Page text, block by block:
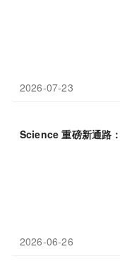
2026-07-23
Science 重磅新通路
2026-06-26